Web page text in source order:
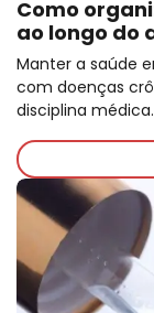
Como
ao longo do
Manter a saúde
com doenças
disciplina